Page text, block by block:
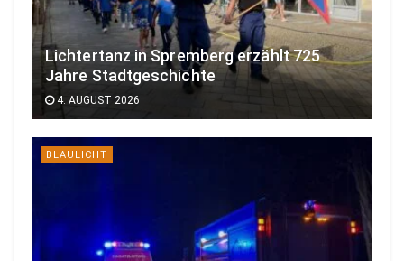
Lichtertanz in Spremberg erzählt 725
Jahre Stadtgeschichte
4. AUGUST 2026
BLAULICHT